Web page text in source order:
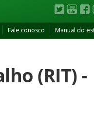
Fale conosco Manual do
(RIT) -